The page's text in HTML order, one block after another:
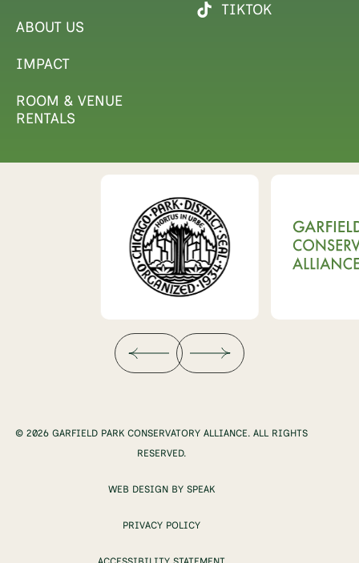
ABOUT US
IMPACT
ROOM & VENUE
RENTALS
TIKTOK
© 2026 GARFIELD PARK CONSERVATORY ALLIANCE. ALL RIGHTS
RESERVED.
WEB DESIGN BY SPEAK
PRIVACY POLICY